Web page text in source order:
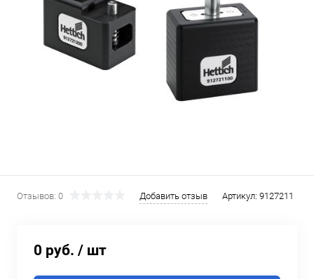
Отзывов: 0 Добавить отзыв Артикул: 9127211
0 руб. / шт